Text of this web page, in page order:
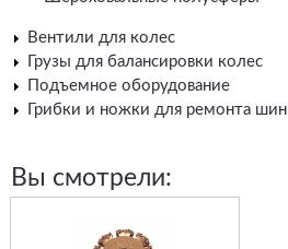
Вентили для колес
Грузы для балансировки колес
Подъемное оборудование
Грибки и ножки для ремонта шин
Вы смотрели: